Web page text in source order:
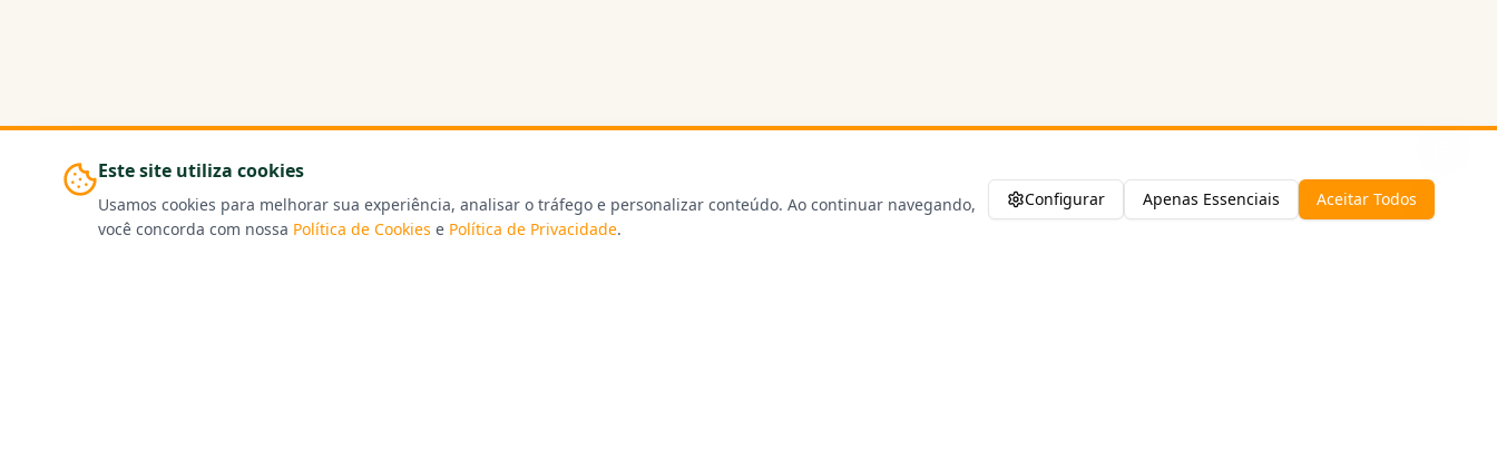
Este site utiliza cookies
Usamos cookies para melhorar sua experiência, analisar o tráfego e personalizar conteúdo. Ao continuar navegando,
você concorda com nossa Política de Cookies e Política de Privacidade.
Configurar Apenas Essenciais Aceitar Todos